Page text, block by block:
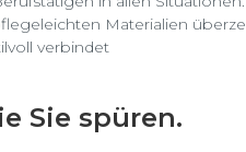
Materialien
verbindet
Sie spüren.